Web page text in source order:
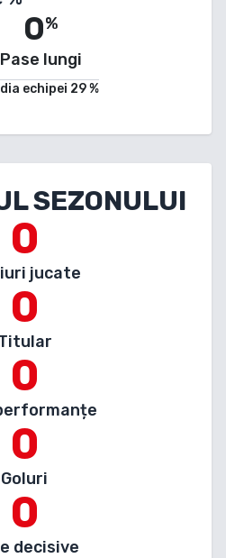
0%
Pase lungi
echipei 29%
SEZONULUI
0
jucate
0
0
0
Goluri
0
decisive